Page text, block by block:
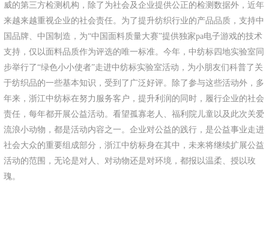
威的第三方检测机构，除了为社会及企业提供公正的检测数据外，近年
来越来越重视企业的社会责任。为了提升纺织行业的产品品质，支持中
国品牌、中国制造，为“中国面料质量大赛”提供独家pa电子游戏的技术
支持，仅以面料品质作为评选的唯一标准。今年，中纺标四地实验室同
步举行了“绿色小小使者”走进中纺标实验室活动，为小朋友们科普了关
于纺织品的一些基本知识，受到了广泛好评。除了参与这些活动外，多
年来，浙江中纺标在努力服务客户，提升利润的同时，履行企业的社会
责任，每年都开展公益活动。看望孤寡老人、福利院儿童以及此次关爱
流浪小动物，都是活动内容之一。企业对公益的践行，是公益事业走进
社会大众的重要组成部分，浙江中纺标身在其中，未来将继续扩展公益
活动的范围，无论是对人、对动物还是对环境，都报以温柔、授以玫
瑰。